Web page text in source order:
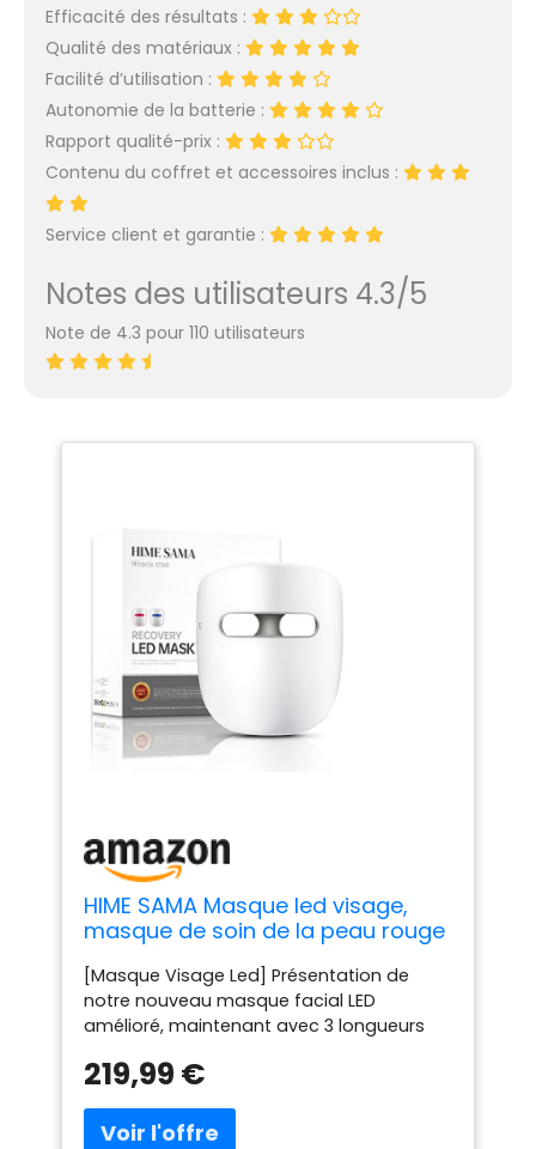
Efficacité des résultats :
Qualité des matériaux :
Facilité d’utilisation :
Autonomie de la batterie :
Rapport qualité-prix :
Contenu du coffret et accessoires inclus :
Service client et garantie :
Notes des utilisateurs 4.3/5
Note de 4.3 pour 110 utilisateurs
HIME SAMA Masque led visage,
masque de soin de la peau rouge
éclaircir la peau, masque LED de
rajeunissement de la peau à
domicile pour le visage RB-007
[Masque Visage Led] Présentation de
notre nouveau masque facial LED
amélioré, maintenant avec 3 longueurs
proche infrarouge, la lumière rouge et la
lumière dont l'efficacité sur la peau
219,99 €